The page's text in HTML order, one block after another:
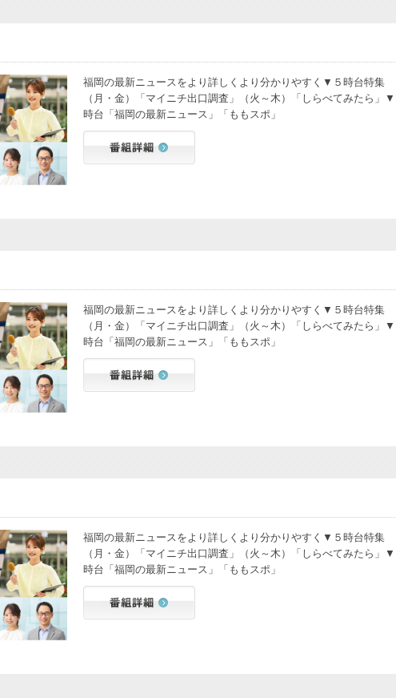
福岡の最新ニュースをより詳しくより分かりやすく▼５時台特集
（月・金）「マイニチ出口調査」（火～木）「しらべてみたら」
時台「福岡の最新ニュース」「ももスポ」
福岡の最新ニュースをより詳しくより分かりやすく▼５時台特集
（月・金）「マイニチ出口調査」（火～木）「しらべてみたら」
時台「福岡の最新ニュース」「ももスポ」
福岡の最新ニュースをより詳しくより分かりやすく▼５時台特集
（月・金）「マイニチ出口調査」（火～木）「しらべてみたら」
時台「福岡の最新ニュース」「ももスポ」